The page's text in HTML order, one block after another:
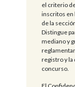
el criterio
inscritos en
de la
Distingue
mediano y
registro y la
concurso.